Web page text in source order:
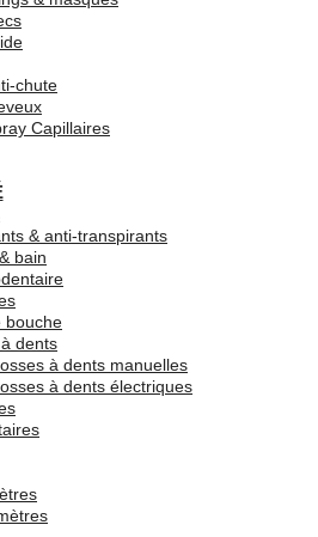
chute
Capillaires
& anti-transpirants
bain
bouche
dents
à dents manuelles
à dents électriques